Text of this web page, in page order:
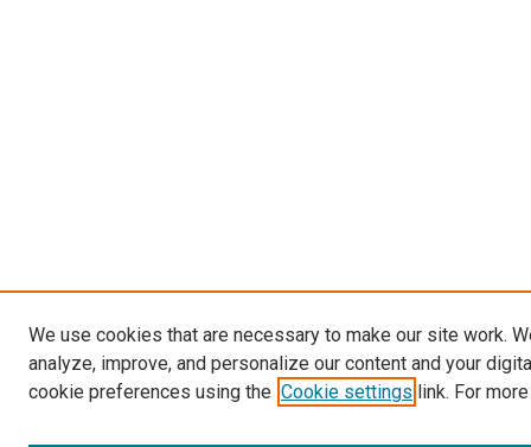
We use cookies that are necessary to make our site work.
analyze, improve, and personalize our content and your
cookie preferences using the Cookie settings link. For